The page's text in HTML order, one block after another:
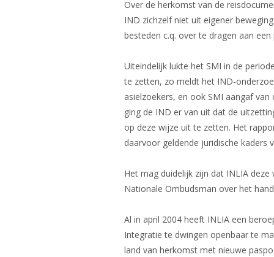
Over de herkomst van de
IND zichzelf niet uit eigener
besteden c.q. over te dragen aan
Uiteindelijk lukte het SMI in de
te zetten, zo meldt het IND-
asielzoekers, en ook SMI aangaf
ging de IND er van uit dat de
op deze wijze uit te zetten. Het
daarvoor geldende juridische kaders
Het mag duidelijk zijn dat INLIA
Nationale Ombudsman over het
Al in april 2004 heeft INLIA een
Integratie te dwingen openbaar te
land van herkomst met nieuwe